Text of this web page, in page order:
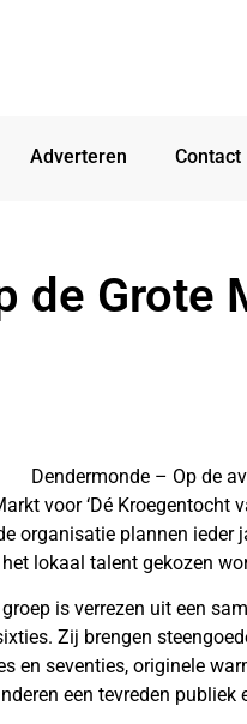
Adverteren Contact
de Grote
Dendermonde – Op de
voor ‘Dé Kroegentocht
organisatie plannen ieder
lokaal talent gekozen
is verrezen uit een
Zij brengen
en seventies, originele
een tevreden publiek